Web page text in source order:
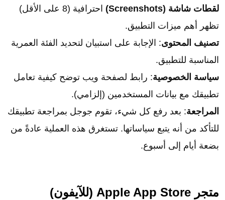
لقطات شاشة (Screenshots)
احترافية (8 على الأقل)
تظهر أهم ميزات التطبيق.
تصنيف المحتوى: الإجابة على استبيان لتحديد الفئة العمرية
المناسبة للتطبيق.
سياسة الخصوصية: رابط لصفحة ويب توضح كيفية تعامل
تطبيقك مع بيانات المستخدمين (إلزامي).
المراجعة: بعد رفع كل شيء، تقوم جوجل بمراجعة تطبيقك
للتأكد من أنه يتبع سياساتها. تستغرق هذه العملية عادةً من
بضعة أيام إلى أسبوع.
متجر Apple App Store (للآيفون)